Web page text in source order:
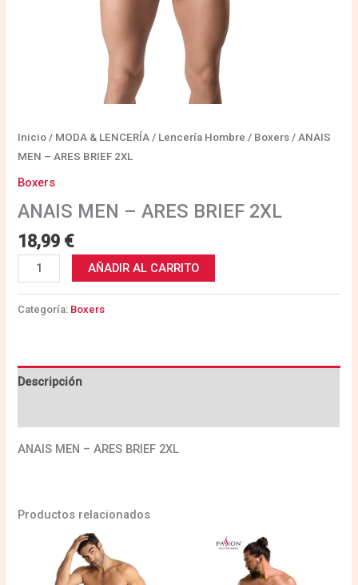
Inicio / MODA & LENCERÍA / Lencería Hombre / Boxers / ANAIS
MEN – ARES BRIEF 2XL
Boxers
ANAIS MEN – ARES BRIEF 2XL
18,99 €
AÑADIR AL CARRITO
Categoría: Boxers
Descripción
ANAIS MEN – ARES BRIEF 2XL
Productos relacionados